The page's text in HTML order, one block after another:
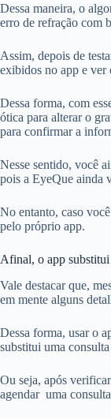
Dessa maneira, o
erro de refração com
Assim, depois de
exibidos no app e ver
Dessa forma, com
ótica para alterar o
para confirmar a
Nesse sentido, você
pois a EyeQue ainda
No entanto, caso
pelo próprio app.
Afinal, o app
Vale destacar que,
em mente alguns
Dessa forma, usar o
substitui uma
Ou seja, após
agendar uma